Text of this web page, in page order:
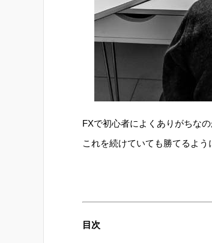
FXで初心者によくありがちな
これを続けていても勝てるよ
目次